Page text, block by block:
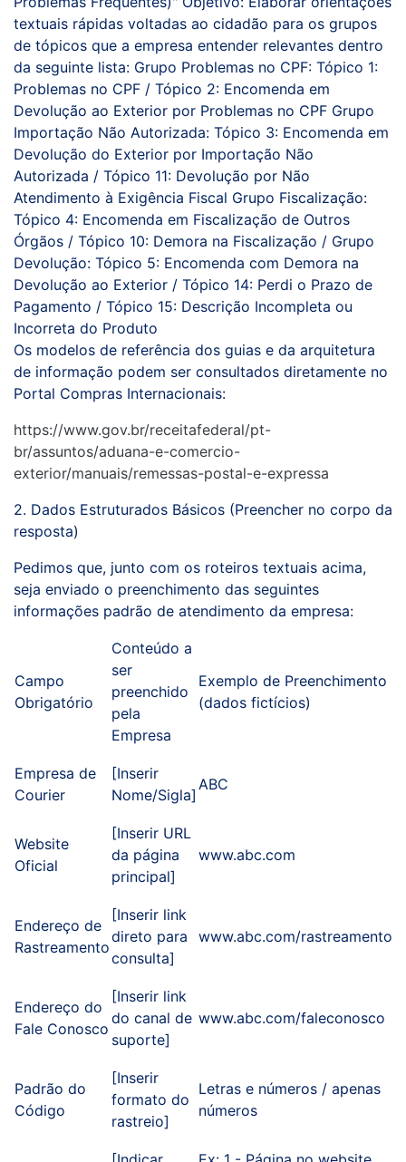
textuais rápidas voltadas ao cidadão para os grupos
de tópicos que a empresa entender relevantes dentro
da seguinte lista: Grupo Problemas no CPF: Tópico 1:
Problemas no CPF / Tópico 2: Encomenda em
Devolução ao Exterior por Problemas no CPF Grupo
Importação Não Autorizada: Tópico 3: Encomenda em
Devolução do Exterior por Importação Não
Autorizada / Tópico 11: Devolução por Não
Atendimento à Exigência Fiscal Grupo Fiscalização:
Tópico 4: Encomenda em Fiscalização de Outros
Órgãos / Tópico 10: Demora na Fiscalização / Grupo
Devolução: Tópico 5: Encomenda com Demora na
Devolução ao Exterior / Tópico 14: Perdi o Prazo de
Pagamento / Tópico 15: Descrição Incompleta ou
Incorreta do Produto
Os modelos de referência dos guias e da arquitetura
de informação podem ser consultados diretamente no
Portal Compras Internacionais:
https://www.gov.br/receitafederal/pt-
br/assuntos/aduana-e-comercio-
exterior/manuais/remessas-postal-e-expressa
2. Dados Estruturados Básicos (Preencher no corpo da
resposta)
Pedimos que, junto com os roteiros textuais acima,
seja enviado o preenchimento das seguintes
informações padrão de atendimento da empresa:
Campo
Obrigatório
Conteúdo a
ser
preenchido
pela
Empresa
Exemplo de Preenchimento
(dados fictícios)
Empresa de
Courier
[Inserir
Nome/Sigla]
ABC
Website
Oficial
[Inserir URL
da página
principal]
www.abc.com
Endereço de
Rastreamento
[Inserir link
direto para
consulta]
www.abc.com/rastreamento
Endereço do
Fale Conosco
[Inserir link
do canal de
suporte]
www.abc.com/faleconosco
Padrão do
Código
[Inserir
formato do
rastreio]
Letras e números / apenas
números